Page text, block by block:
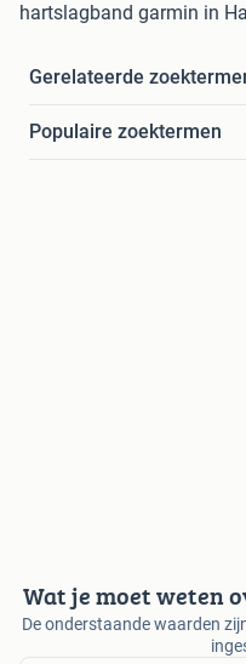
hartslagband garmin in
Gerelateerde
Populaire zoektermen
Wat je moet weten
De onderstaande waarden